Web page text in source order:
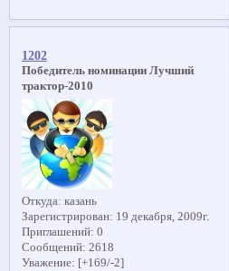
1202
Победитель номинации Лучший
трактор-2010
Откуда: казань
Зарегистрирован: 19 декабря, 2009г.
Приглашений: 0
Сообщений: 2618
Уважение: [+169/-2]